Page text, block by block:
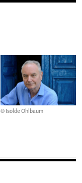
© Isolde Ohlbaum